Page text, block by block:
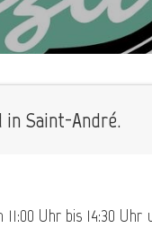
in Saint-André.
Uhr bis 14:30